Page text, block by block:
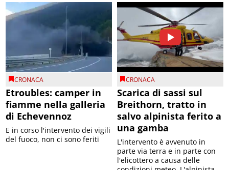
CRONACA
Etroubles: camper in
fiamme nella galleria
di Echevennoz
E in corso l'intervento dei vigili
del fuoco, non ci sono feriti
CRONACA
Scarica di sassi sul
Breithorn, tratto in
salvo alpinista ferito a
una gamba
L'intervento è avvenuto in
parte via terra e in parte con
l'elicottero a causa delle